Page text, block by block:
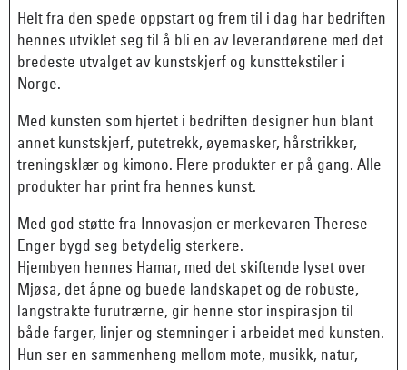
Helt fra den spede oppstart og frem til i dag har bedriften
hennes utviklet seg til å bli en av leverandørene med det
bredeste utvalget av kunstskjerf og kunsttekstiler i
Norge.
Med kunsten som hjertet i bedriften designer hun blant
annet kunstskjerf, putetrekk, øyemasker, hårstrikker,
treningsklær og kimono. Flere produkter er på gang. Alle
produkter har print fra hennes kunst.
Med god støtte fra Innovasjon er merkevaren Therese
Enger bygd seg betydelig sterkere.
Hjembyen hennes Hamar, med det skiftende lyset over
Mjøsa, det åpne og buede landskapet og de robuste,
langstrakte furutrærne, gir henne stor inspirasjon til
både farger, linjer og stemninger i arbeidet med kunsten.
Hun ser en sammenheng mellom mote, musikk, natur,